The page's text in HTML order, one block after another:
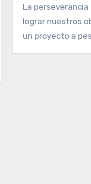
La
lograr nuestros
un proyecto a